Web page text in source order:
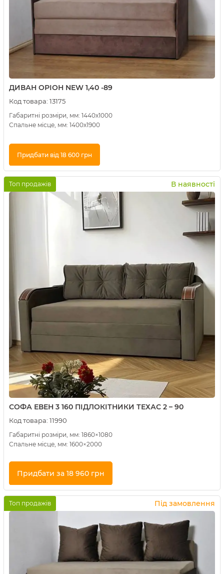
ДИВАН ОРІОН NEW 1,40 -89
Код товара: 13175
Габаритні розміри, мм: 1440х1000
Спальне місце, мм: 1400х1900
Придбати від 18 600 грн
Купити в 1 клік
В наявності
Топ продажів
СОФА ЕВЕН 3 160 ПІДЛОКІТНИКИ ТЕХАС 2 – 90
Код товара: 11990
Габаритні розміри, мм: 1860×1080
Спальне місце, мм: 1600×2000
Придбати за 18 960 грн
Купити в 1 клік
Під замовлення
Топ продажів